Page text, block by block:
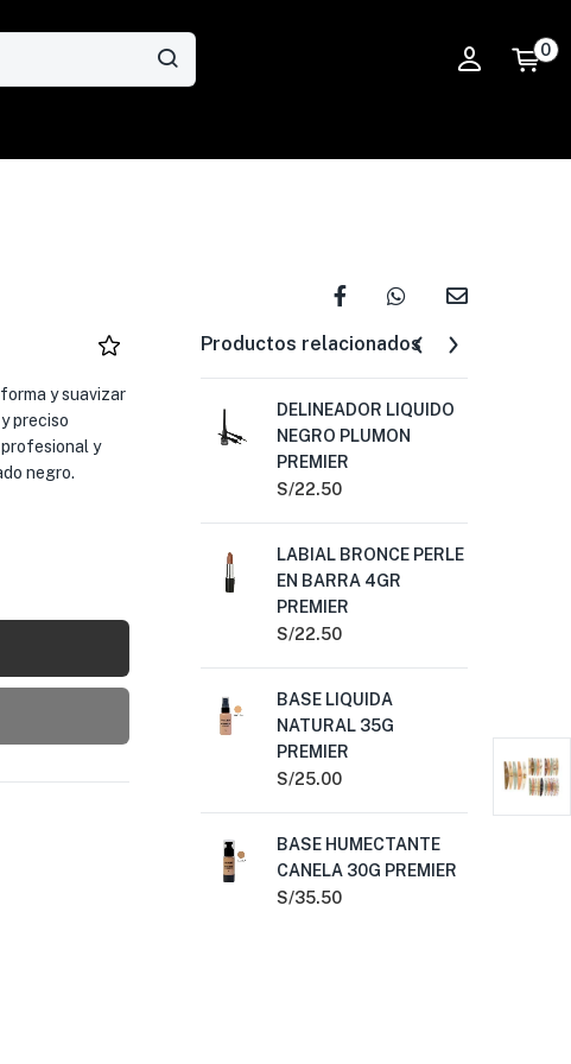
0
y suavizar
preciso
y
negro.
Productos relacionados
DELINEADOR LIQUIDO
NEGRO PLUMON
PREMIER
S/22.50
LABIAL BRONCE PERLE
EN BARRA 4GR
PREMIER
S/22.50
BASE LIQUIDA
NATURAL 35G
PREMIER
S/25.00
BASE HUMECTANTE
CANELA 30G PREMIER
S/35.50